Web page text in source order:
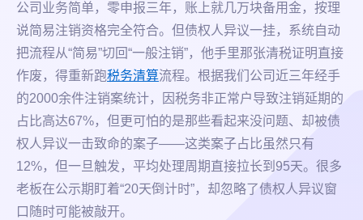
公司业务简单，零申报三年，账上就几万块备用金，按理
说简易注销资格完全符合。但债权人异议一挂，系统自动
把流程从“简易”切回“一般注销”，他手里那张清税证明直接
作废，得重新跑税务清算流程。根据我们公司近三年经手
的2000余件注销案统计，因税务非正常户导致注销延期的
占比高达67%，但更可怕的是那些看起来没问题、却被债
权人异议一击致命的案子——这类案子占比虽然只有
12%，但一旦触发，平均处理周期直接拉长到95天。很多
老板在公示期盯着“20天倒计时”，却忽略了债权人异议窗
口随时可能被敲开。